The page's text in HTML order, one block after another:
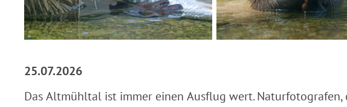
25.07.2026
Das Altmühltal ist immer einen Ausflug wert.